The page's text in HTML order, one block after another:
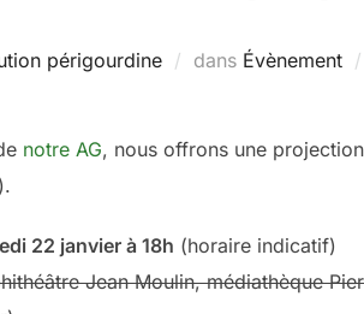
périgourdine dans Évènement
notre AG, nous offrons une
22 janvier à 18h (horaire indicatif)
Jean Moulin, médiathèque